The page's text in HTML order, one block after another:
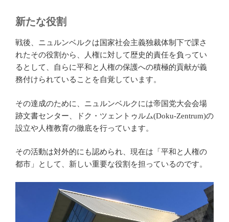
新たな役割
戦後、ニュルンベルクは国家社会主義独裁体制下で課さ
れたその役割から、人権に対して歴史的責任を負ってい
るとして、自らに平和と人権の保護への積極的貢献が義
務付けられていることを自覚しています。
その達成のために、ニュルンベルクには帝国党大会会場
跡文書センター、ドク・ツェントゥルム(Doku-Zentrum)の
設立や人権教育の徹底を行っています。
その活動は対外的にも認められ、現在は「平和と人権の
都市」として、新しい重要な役割を担っているのです。